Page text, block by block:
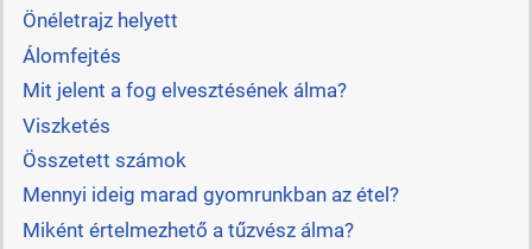
Önéletrajz helyett
Álomfejtés
Mit jelent a fog elvesztésének álma?
Viszketés
Összetett számok
Mennyi ideig marad gyomrunkban az étel?
Miként értelmezhető a tűzvész álma?